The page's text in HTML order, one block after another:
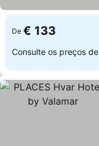
De € 133
Consulte os preços de